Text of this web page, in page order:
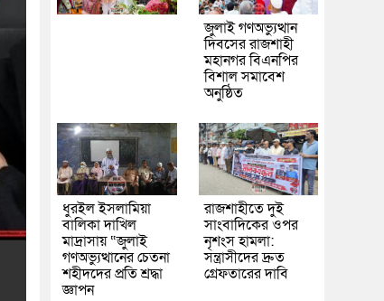
জুলাই গণঅভ্যুত্থান
দিবসের রাজশাহী
মহানগর বিএনপির
বিশাল সমাবেশ
অনুষ্ঠিত
ধুরইল ইসলামিয়া
বালিকা দাখিল
মাদ্রাসায় “জুলাই
গণঅভ্যুত্থানের চেতনা
শহীদদের প্রতি শ্রদ্ধা
জ্ঞাপন
রাজশাহীতে দুই
সাংবাদিকের ওপর
নৃশংস হামলা:
সন্ত্রাসীদের দ্রুত
গ্রেফতারের দাবি